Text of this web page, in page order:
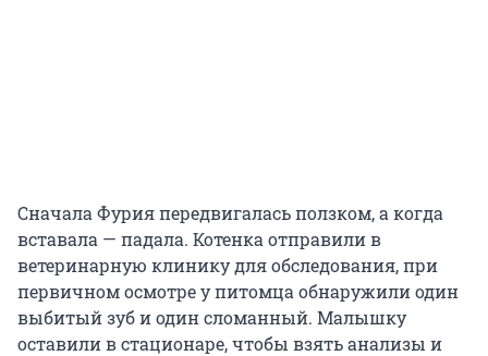
Сначала Фурия передвигалась ползком, а когда
вставала — падала. Котенка отправили в
ветеринарную клинику для обследования, при
первичном осмотре у питомца обнаружили один
выбитый зуб и один сломанный. Малышку
оставили в стационаре, чтобы взять анализы и